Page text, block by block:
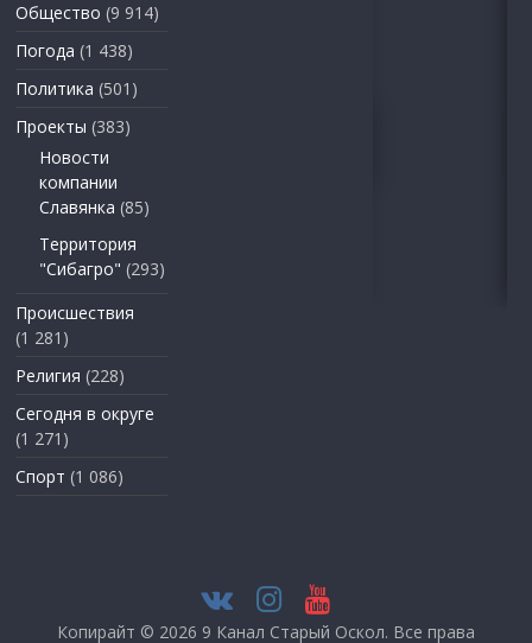
Общество (9 914)
Погода (1 438)
Политика (501)
Проекты (383)
Новости
компании
Славянка (85)
Территория
"Сибагро" (293)
Происшествия
(1 281)
Религия (228)
Сегодня в округе
(1 271)
Спорт (1 086)
Копирайт © 2026 9 Канал Старый Оскол. Все права